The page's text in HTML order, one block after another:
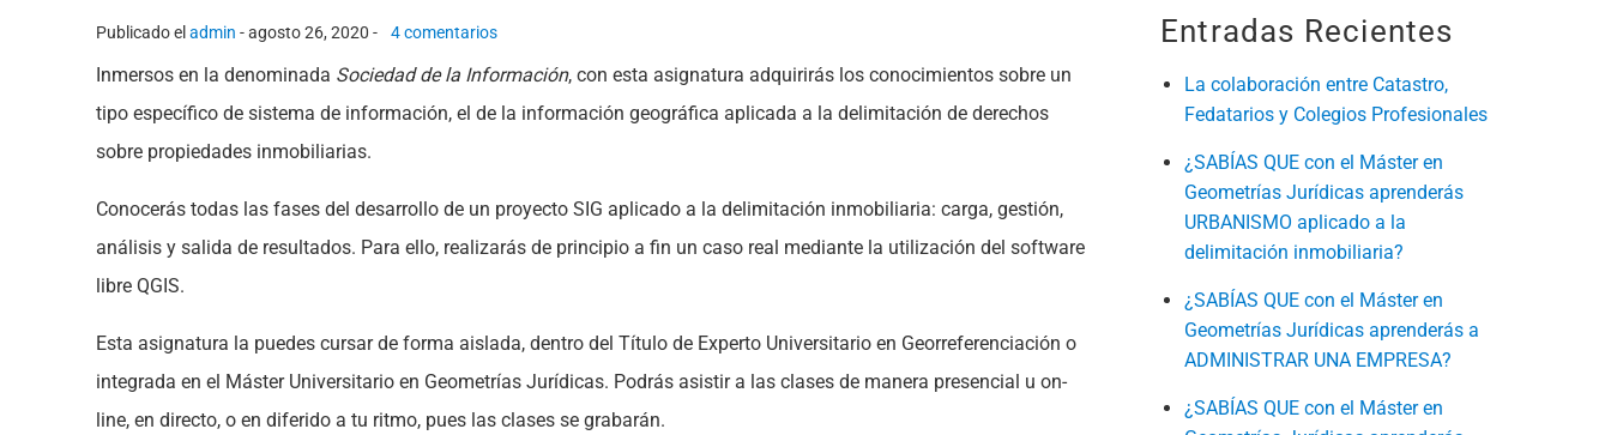
Publicado eladmin -agosto 26, 2020 - 4 comentarios
Inmersos en la denominada Sociedad de la Información, con esta asignatura adquirirás los conocimientos sobre un
tipo específico de sistema de información, el de la información geográfica aplicada a la delimitación de derechos
sobre propiedades inmobiliarias.
Conocerás todas las fases del desarrollo de un proyecto SIG aplicado a la delimitación inmobiliaria: carga, gestión,
análisis y salida de resultados. Para ello, realizarás de principio a fin un caso real mediante la utilización del software
libre QGIS.
Esta asignatura la puedes cursar de forma aislada, dentro del Título de Experto Universitario en Georreferenciación o
integrada en el Máster Universitario en Geometrías Jurídicas. Podrás asistir a las clases de manera presencial u on-
line, en directo, o en diferido a tu ritmo, pues las clases se grabarán.
Entradas Recientes
La colaboración entre Catastro,
Fedatarios y Colegios Profesionales
¿SABÍAS QUE con el Máster en
Geometrías Jurídicas aprenderás
URBANISMO aplicado a la
delimitación inmobiliaria?
¿SABÍAS QUE con el Máster en
Geometrías Jurídicas aprenderás a
ADMINISTRAR UNA EMPRESA?
¿SABÍAS QUE con el Máster en